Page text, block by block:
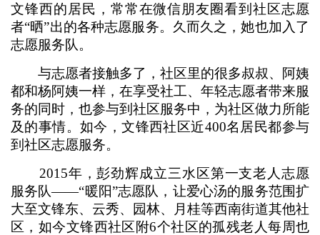
文锋西的居民，常常在微信朋友圈看到社区志愿
者“晒”出的各种志愿服务。久而久之，她也加入了
志愿服务队。
与志愿者接触多了，社区里的很多叔叔、阿姨
都和杨阿姨一样，在享受社工、年轻志愿者带来服
务的同时，也参与到社区服务中，为社区做力所能
及的事情。如今，文锋西社区近400名居民都参与
到社区志愿服务。
2015年，彭劲辉成立三水区第一支老人志愿
服务队——“暖阳”志愿队，让爱心汤的服务范围扩
大至文锋东、云秀、园林、月桂等西南街道其他社
区，如今文锋西社区附6个社区的孤残老人每周也